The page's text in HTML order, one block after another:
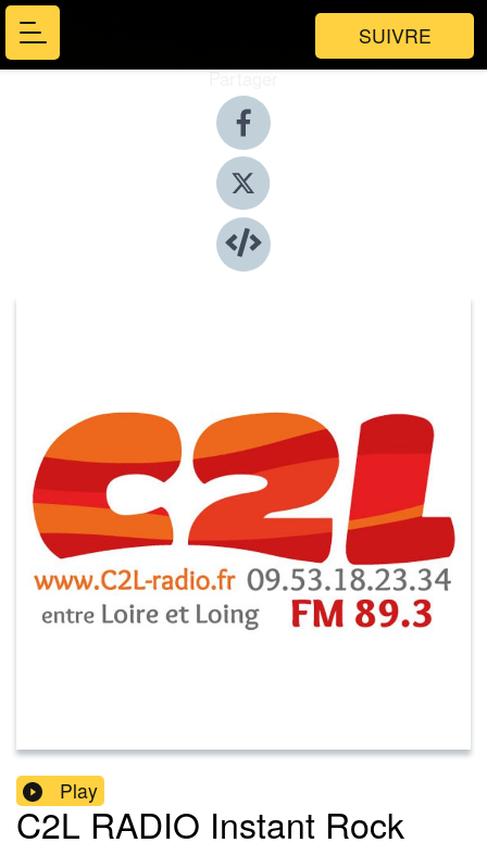
SUIVRE
Partager
Play
C2L RADIO Instant Rock